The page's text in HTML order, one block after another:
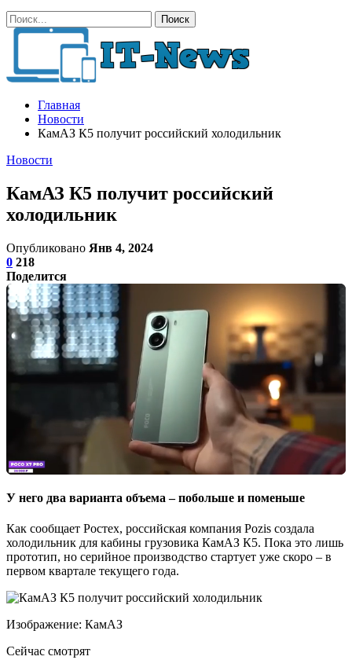
Главная
Новости
КамАЗ К5 получит российский холодильник
Новости
КамАЗ К5 получит российский
холодильник
Опубликовано Янв 4, 2024
0 218
Поделится
У него два варианта объема – побольше и поменьше
Как сообщает Ростех, российская компания Pozis создала
холодильник для кабины грузовика КамАЗ К5. Пока это лишь
прототип, но серийное производство стартует уже скоро – в
первом квартале текущего года.
Изображение: КамАЗ
Сейчас смотрят